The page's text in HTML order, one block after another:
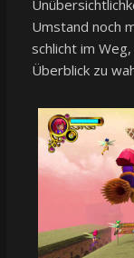
Umstand noch
schlicht im
Überblick zu